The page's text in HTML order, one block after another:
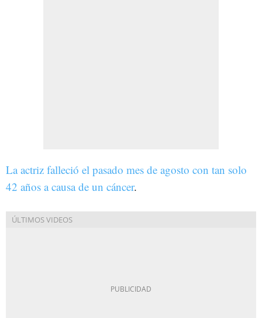
La actriz falleció el pasado mes de agosto con tan solo
42 años a causa de un cáncer.